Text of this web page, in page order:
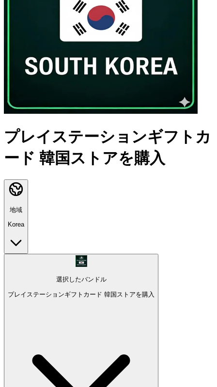
プレイステーションギフトカ
ード 韓国ストアを購入
地域
Korea
選択したバンドル
プレイステーションギフトカード 韓国ストアを購入